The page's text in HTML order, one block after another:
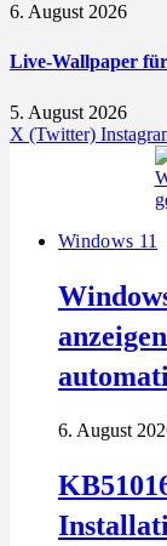
6. August 2026
Live-Wallpaper
5. August 2026
X (Twitter)
Windows 11
6. August